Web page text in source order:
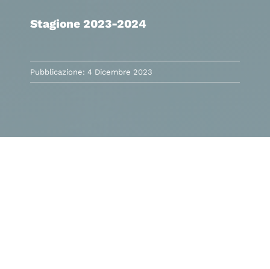
Stagione 2023-2024
Pubblicazione: 4 Dicembre 2023